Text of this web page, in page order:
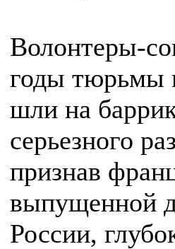
Волонтеры-
годы тюрьмы
шли на
серьезного
признав
выпущенной
России,